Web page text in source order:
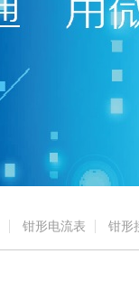
钳形电流表 钳形